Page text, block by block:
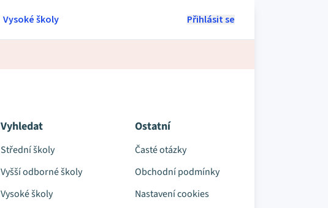
Přihlásit se
Vysoké školy
Vyhledat
Střední školy
Vyšší odborné školy
Vysoké školy
Ostatní
Časté otázky
Obchodní podmínky
Nastavení cookies